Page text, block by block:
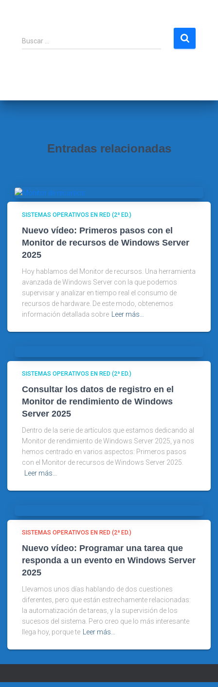
B
u
:
Buscar …
Entradas relacionadas
SISTEMAS OPERATIVOS EN RED (2ª ED.)
Nuevo vídeo: Primeros pasos con el
Monitor de recursos de Windows Server
2025
Hoy hablamos del Monitor de recursos. Una herramienta
avanzada de Windows Server con la que podemos
supervisar y analizar en tiempo real el consumo de
recursos de hardware. De este modo, obtenemos
información detallada sobre
Leer más…
SISTEMAS OPERATIVOS EN RED (2ª ED.)
Consultar los datos de registro en el
Monitor de rendimiento de Windows
Server 2025
Dentro de la serie de artículos que estamos dedicando al
Monitor de rendimiento de Windows Server 2025, ya nos
hemos centrado en varios aspectos: Primeros pasos
con el Monitor de recursos de Windows Server 2025.
Leer más…
SISTEMAS OPERATIVOS EN RED (2ª ED.)
Nuevo vídeo: Programar una tarea que
responda a un evento en Windows Server
2025
Llevamos unos días hablando de dos cuestiones
diferentes, pero que están estrechamente relacionadas:
la automatización de tareas, y la supervisión de los
sucesos del sistema. Pero creo que lo más interesante
llega hoy, porque te
Leer más…